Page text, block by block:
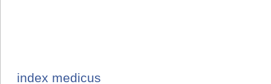
index medicus